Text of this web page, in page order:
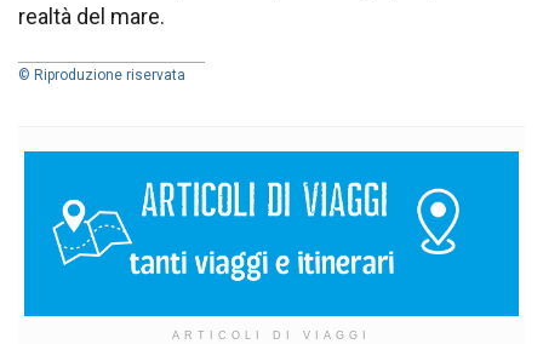
realtà del mare.
© Riproduzione riservata
ARTICOLI DI VIAGGI